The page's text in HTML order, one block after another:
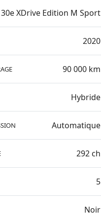
30e XDrive Edition M Sport
2020
90 000 km
Hybride
Automatique
292 ch
5
Noir